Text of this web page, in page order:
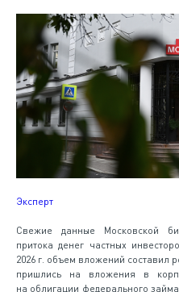
Эксперт
Свежие данные Московской
притока денег частных
2026 г. объем вложений составил
пришлись на вложения в
на облигации федерального